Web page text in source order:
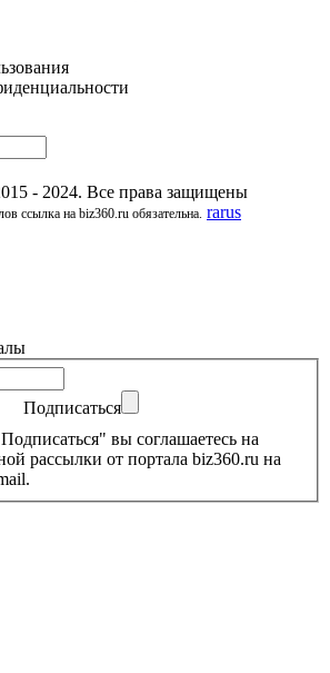
- 2024. Все права защищены
ссылка на biz360.ru обязательна. rarus
Подписаться
вы соглашаетесь на
рассылки от портала biz360.ru на